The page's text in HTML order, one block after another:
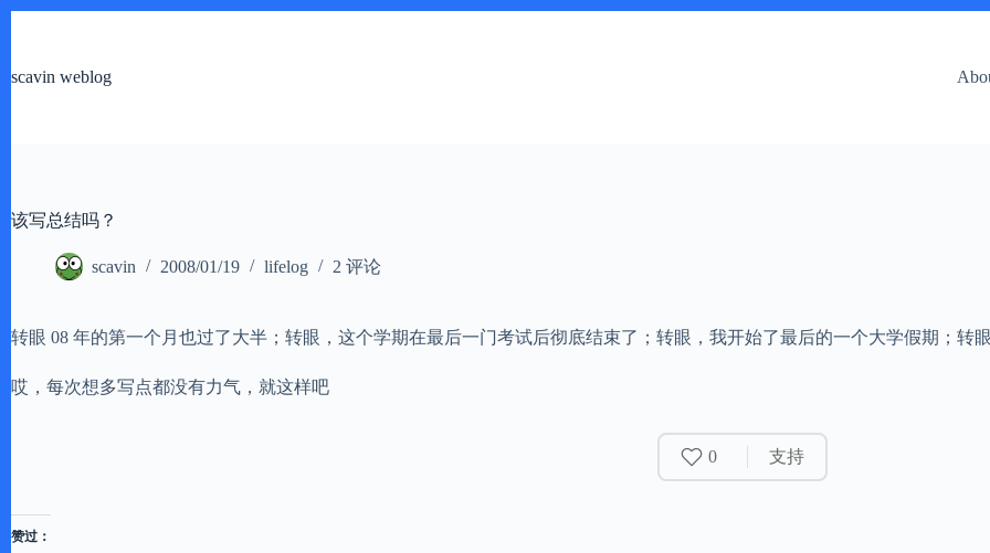
scavin weblog
该写总结吗？
scavin 2008/01/19 lifelog 2 评论
转眼 08 年的第一个月也过了大半；转眼，这个学期在最后一门考试后彻底结束了；转眼，我开始了最后的一个大学假期；转
哎，每次想多写点都没有力气，就这样吧
0 支持
赞过：